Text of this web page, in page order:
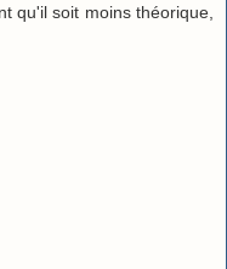
qu'il soit moins théorique,